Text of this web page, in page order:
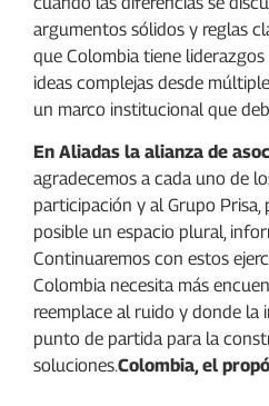
argumentos sólidos y reglas
que Colombia tiene
ideas complejas desde
un marco institucional que
En Aliadas la alianza de
agradecemos a cada uno de
participación y al Grupo
posible un espacio plural,
Continuaremos con estos
Colombia necesita más
reemplace al ruido y donde la
punto de partida para la
soluciones.Colombia, el